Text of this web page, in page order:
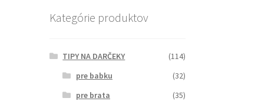
Kategórie produktov
TIPY NA DARČEKY
(114)
pre babku
(32)
pre brata
(35)